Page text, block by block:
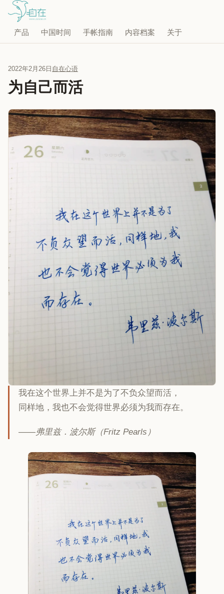
产品 中国时间 手帐指南 内容档案 关于
2022年2月26日 自在心语
为自己而活
我在这个世界上并不是为了不负众望而活，
同样地，我也不会觉得世界必须为我而存在。
——弗里兹．波尔斯（Fritz Pearls）